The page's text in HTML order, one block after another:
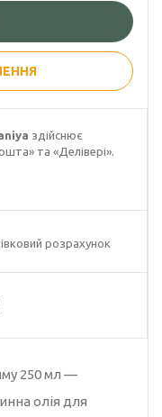
здійснює
та «Делівері».
розрахунок
250 мл —
олія для